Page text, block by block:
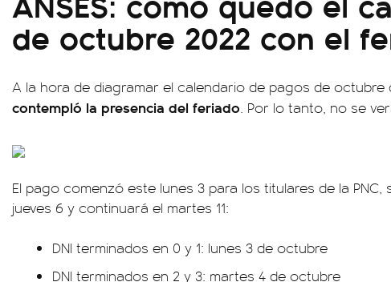
de octubre 2022 con el
A la hora de diagramar el calendario de pagos de octubre
contempló la presencia del feriado. Por lo tanto, no se
El pago comenzó este lunes 3 para los titulares de la PNC,
jueves 6 y continuará el martes 11:
DNI terminados en 0 y 1: lunes 3 de octubre
DNI terminados en 2 y 3: martes 4 de octubre